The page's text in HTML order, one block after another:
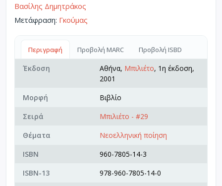
Βασίλης Δημητράκος
Μετάφραση: Γκούμας
Περιγραφή Προβολή MARC Προβολή ISBD
Έκδοση Αθήνα, Μπιλιέτο, 1η έκδοση,
2001
Μορφή
Βιβλίο
Σειρά
Μπιλιέτο - #29
Θέματα
Νεοελληνική ποίηση
ISBN
960-7805-14-3
ISBN-13
978-960-7805-14-0